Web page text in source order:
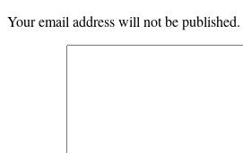
Your email address will not be published.